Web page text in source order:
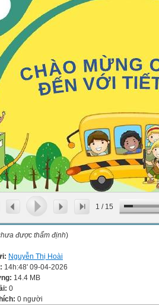
1 / 15
được thẩm định)
Nguyễn Thị Hoài
14h:48' 09-04-2026
14.4 MB
0
0 người